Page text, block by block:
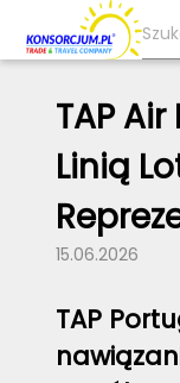
TAP
Linią
15.06.2026
TAP